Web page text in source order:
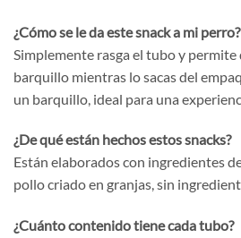
¿Cómo se le da este snack a mi perro?
Simplemente rasga el tubo y
barquillo mientras lo sacas del
un barquillo, ideal para una
¿De qué están hechos estos snacks?
Están elaborados con ingredientes
pollo criado en granjas, sin
¿Cuánto contenido tiene cada tubo?